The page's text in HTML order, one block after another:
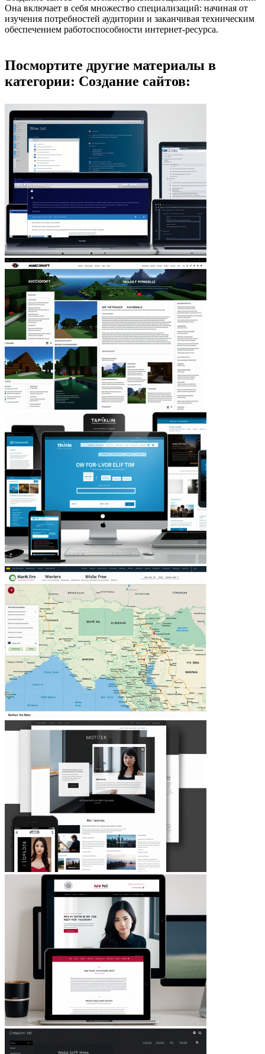
Она включает в себя множество специализаций: начиная от
изучения потребностей аудитории и заканчивая техническим
обеспечением работоспособности интернет-ресурса.
Посмортите другие материалы в
категории: Создание сайтов: